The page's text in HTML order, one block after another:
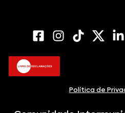
Política de